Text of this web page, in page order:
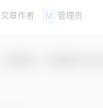
文章作者 M 管理员